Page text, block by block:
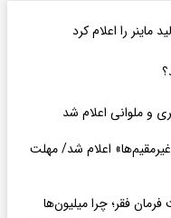
را اعلام کرد
و ملوانی اعلام شد
اعلام شد/ مهلت
فقر؛ چرا میلیون‌ها